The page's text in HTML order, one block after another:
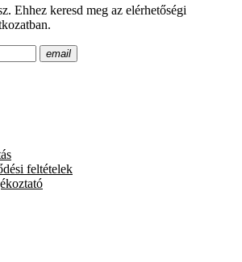
Ehhez keresd meg az elérhetőségi
email
feltételek